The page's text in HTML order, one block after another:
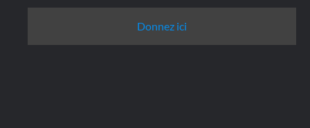
Donnez ici